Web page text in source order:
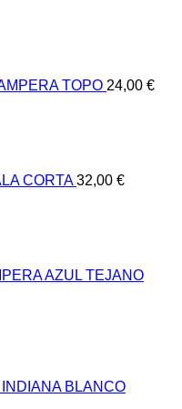
TOPO 24,00 €
CORTA 32,00 €
AZUL TEJANO
BLANCO